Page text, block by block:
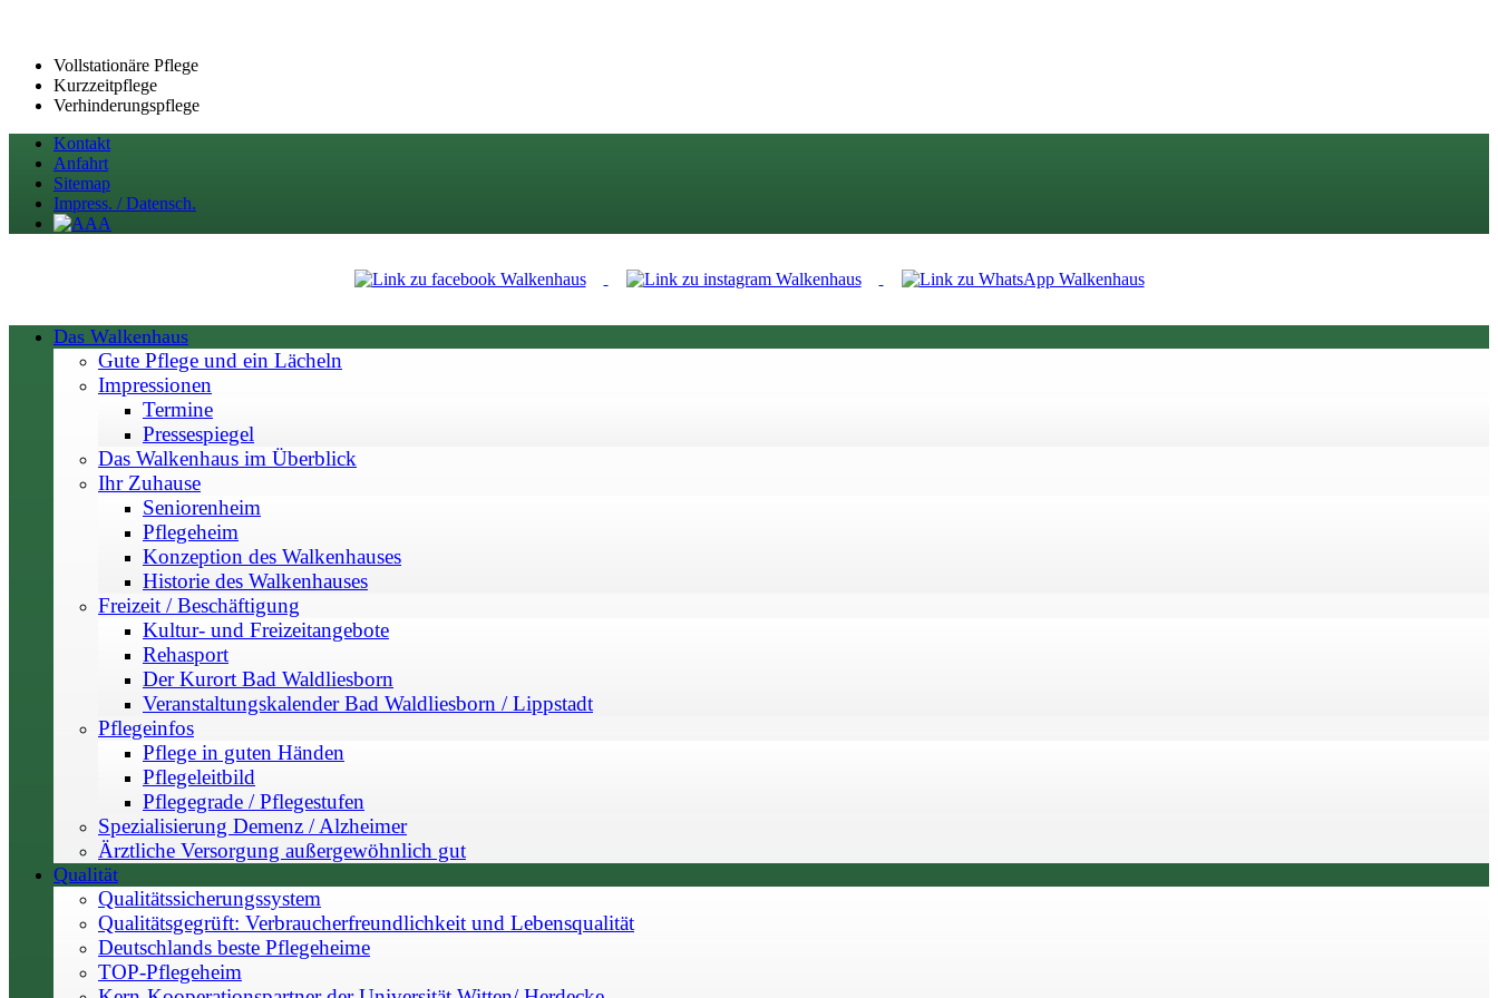
Vollstationäre Pflege
Kurzzeitpflege
Verhinderungspflege
Kontakt
Anfahrt
Sitemap
Impress. / Datensch.
Das Walkenhaus
Gute Pflege und ein Lächeln
Impressionen
Termine
Pressespiegel
Das Walkenhaus im Überblick
Ihr Zuhause
Seniorenheim
Pflegeheim
Konzeption des Walkenhauses
Historie des Walkenhauses
Freizeit / Beschäftigung
Kultur- und Freizeitangebote
Rehasport
Der Kurort Bad Waldliesborn
Veranstaltungskalender Bad Waldliesborn / Lippstadt
Pflegeinfos
Pflege in guten Händen
Pflegeleitbild
Pflegegrade / Pflegestufen
Spezialisierung Demenz / Alzheimer
Ärztliche Versorgung außergewöhnlich gut
Qualität
Qualitätssicherungssystem
Qualitätsgegrüft: Verbraucherfreundlichkeit und Lebensqualität
Deutschlands beste Pflegeheime
TOP-Pflegeheim